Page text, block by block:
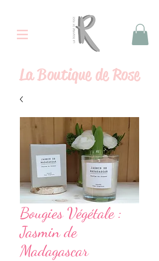
LaBoutique de Rose
Bougies Végétale :
Jasmin de
Madagascar